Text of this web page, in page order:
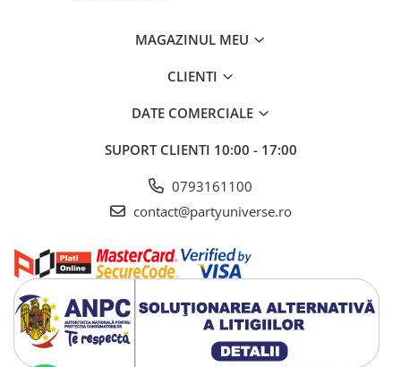
MAGAZINUL MEU
CLIENTI
DATE COMERCIALE
SUPORT CLIENTI 10:00 - 17:00
0793161100
contact@partyuniverse.ro